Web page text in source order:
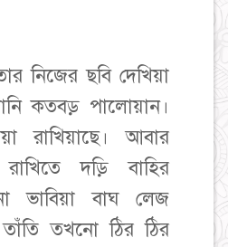
নিজের ছবি দেখিয়া
কতবড় পালোয়ান।
রাখিয়াছে। আবার
দড়ি বাহির
ভাবিয়া বাঘ লেজ
তখনো ঠির ঠির